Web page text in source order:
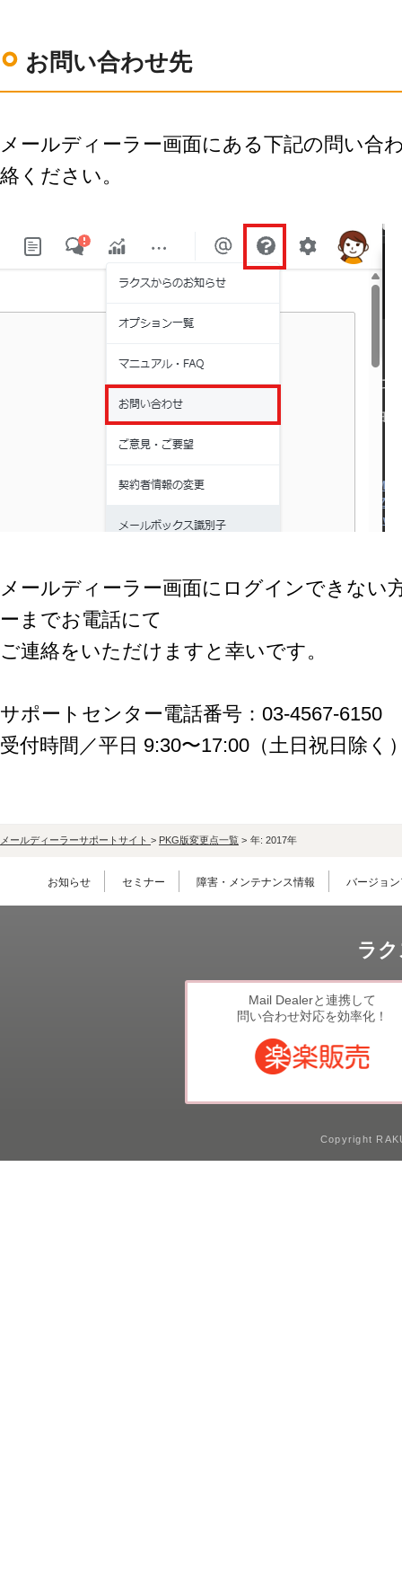
お問い合わせ先
メールディーラー画面にある下記の問い合
絡ください。
メールディーラー画面にログインできない
ーまでお電話にて
ご連絡をいただけますと幸いです。
サポートセンター電話番号：03-4567-6150
受付時間／平⽇ 9:30〜17:00（⼟⽇祝⽇除く
メールディーラーサポートサイト > PKG版変更点一覧 > 年: 2017年
お知らせ セミナー 障害・メンテナンス情報 バージョ
ラ
Mail Dealerと連携して
問い合わせ対応を効率化！
Copyright